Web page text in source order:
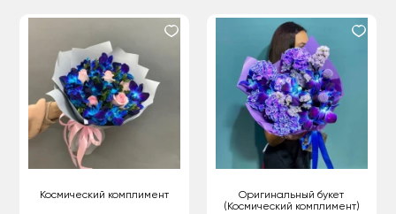
Космический комплимент
Оригинальный букет
(Космический комплимент)